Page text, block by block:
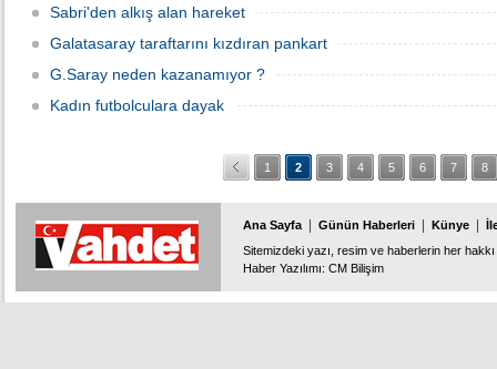
Sabri'den alkış alan hareket
Galatasaray taraftarını kızdıran pankart
G.Saray neden kazanamıyor ?
Kadın futbolculara dayak
1 2 3 4 5 6 7 8
Ana Sayfa Günün Haberleri Künye
Sitemizdeki yazı, resim ve haberlerin her
Haber Yazılımı: CM Bilişim